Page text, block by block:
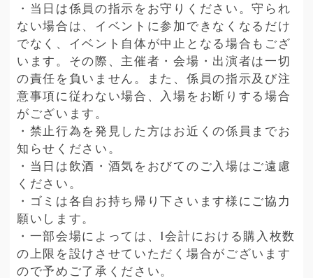
・当日は係員の指示をお守りください。守られ
ない場合は、イベントに参加できなくなるだけ
でなく、イベント自体が中止となる場合もござ
います。その際、主催者・会場・出演者は一切
の責任を負いません。また、係員の指示及び注
意事項に従わない場合、入場をお断りする場合
がございます。
・禁止行為を発見した方はお近くの係員までお
知らせください。
・当日は飲酒・酒気をおびてのご入場はご遠慮
ください。
・ゴミは各自お持ち帰り下さいます様にご協力
願いします。
・一部会場によっては、1会計における購入枚数
の上限を設けさせていただく場合がございます
ので予めご了承ください。